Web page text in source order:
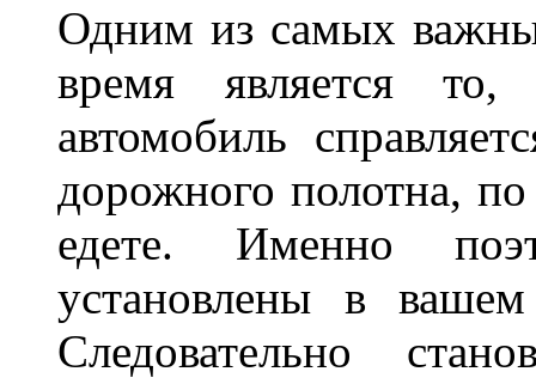
Одним из самых
время является то,
автомобиль
дорожного полотна,
едете. Именно
установлены в
Следовательно